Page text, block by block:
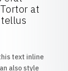
at
text inline
also style